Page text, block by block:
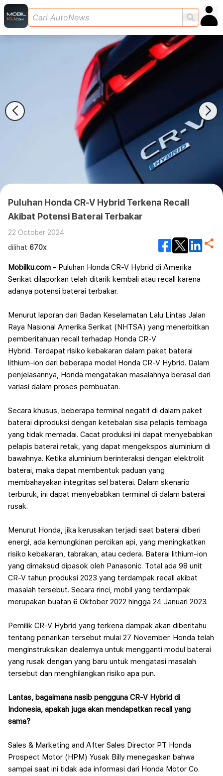
Puluhan Honda CR-V Hybrid Terkena Recall
Akibat Potensi Baterai Terbakar
22 October 2024
dilihat 670x
Mobilku.com - Puluhan Honda CR-V Hybrid di Amerika
Serikat dilaporkan telah ditarik kembali atau recall karena
adanya potensi baterai terbakar.
Menurut laporan dari Badan Keselamatan Lalu Lintas Jalan
Raya Nasional Amerika Serikat (NHTSA) yang menerbitkan
pemberitahuan recall terhadap Honda CR-V
Hybrid. Terdapat risiko kebakaran dalam paket baterai
lithium-ion dari beberapa model Honda CR-V Hybrid. Dalam
penjelasannya, Honda mengatakan masalahnya berasal dari
variasi dalam proses pembuatan.
Secara khusus, beberapa terminal negatif di dalam paket
baterai diproduksi dengan ketebalan sisa pelapis tembaga
yang tidak memadai. Cacat produksi ini dapat menyebabkan
pelapis baterai retak, yang dapat mengekspos aluminium di
bawahnya. Ketika aluminium berinteraksi dengan elektrolit
baterai, maka dapat membentuk paduan yang
membahayakan integritas sel baterai. Dalam skenario
terburuk, ini dapat menyebabkan terminal di dalam baterai
rusak.
Menurut Honda, jika kerusakan terjadi saat baterai diberi
energi, ada kemungkinan percikan api, yang meningkatkan
risiko kebakaran, tabrakan, atau cedera. Baterai lithium-ion
yang dimaksud dipasok oleh Panasonic. Total ada 98 unit
CR-V tahun produksi 2023 yang terdampak recall akibat
masalah tersebut. Secara rinci, mobil yang terdampak
merupakan buatan 6 Oktober 2022 hingga 24 Januari 2023.
Pemilik CR-V Hybrid yang terkena dampak akan diberitahu
tentang penarikan tersebut mulai 27 November. Honda telah
menginstruksikan dealernya untuk mengganti modul baterai
yang rusak dengan yang baru untuk mengatasi masalah
tersebut dan menghilangkan risiko apa pun.
Lantas, bagaimana nasib pengguna CR-V Hybrid di
Indonesia, apakah juga akan mendapatkan recall yang
sama?
Sales & Marketing and After Sales Director PT Honda
Prospect Motor (HPM) Yusak Billy menegaskan bahwa
sampai saat ini tidak ada informasi dari Honda Motor Co.